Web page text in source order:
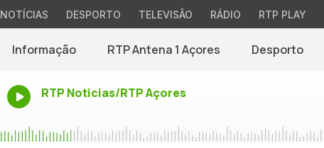
NOTÍCIAS DESPORTO TELEVISÃO RÁDIO RTP PLAY
Informação RTP Antena 1 Açores Desporto
RTP Noticias/RTP Açores